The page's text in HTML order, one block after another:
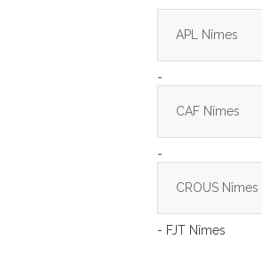
APL Nîmes
-
CAF Nîmes
-
CROUS Nîmes
- FJT Nîmes